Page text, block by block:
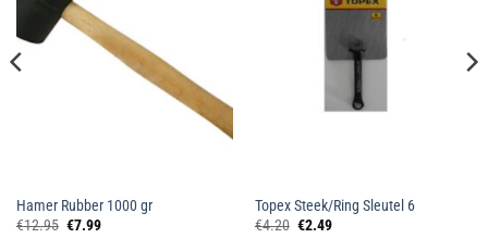
Hamer Rubber 1000 gr
€12.95 Oorspronkelijke
€7.99Huidige
Topex Steek/Ring Sleutel 6
€4.20 Oorspronkelijke
€2.49Huidige